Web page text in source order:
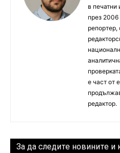
в печатни
през 2006
репортер,
е част от
редактор.
За да следите новините и